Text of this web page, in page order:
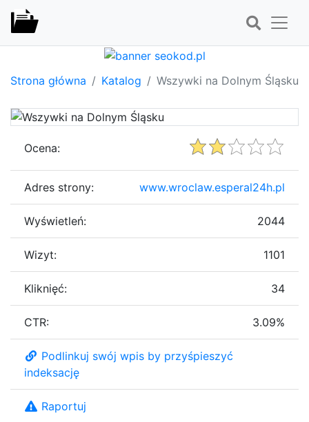
Strona główna Katalog Wszywki na Dolnym Śląsku
Ocena:
Adres strony: www.wroclaw.esperal24h.pl
Wyświetleń: 2044
Wizyt: 1101
Kliknięć: 34
CTR: 3.09%
Podlinkuj swój wpis by przyśpieszyć
indeksację
Raportuj